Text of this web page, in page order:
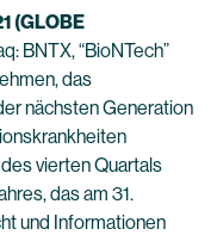
(GLOBE
BNTX, “BioNTech”
das
nächsten Generation
vierten Quartals
das am 31.
und Informationen